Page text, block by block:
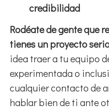
credibilidad
Rodéate de gente que
tienes un proyecto
idea traer a tu equipo
experimentada o
cualquier contacto de
hablar bien de ti ante